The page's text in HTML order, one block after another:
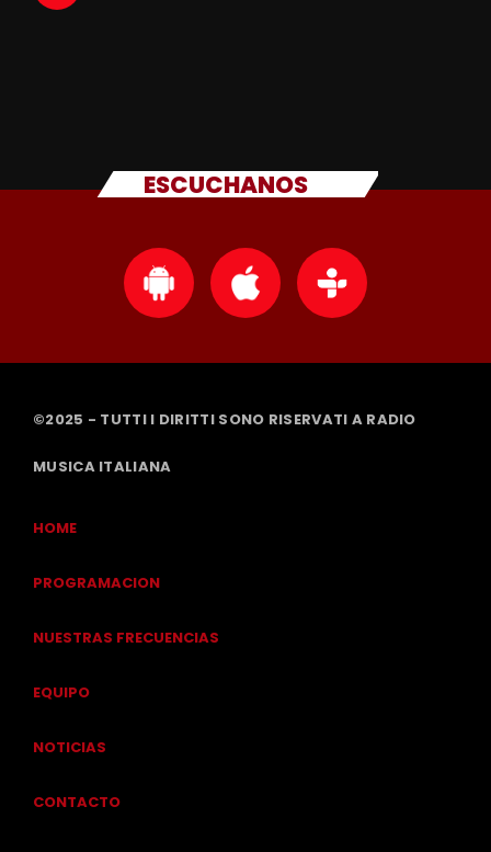
ESCUCHANOS
©2025 - TUTTI I DIRITTI SONO RISERVATI A RADIO
MUSICA ITALIANA
HOME
PROGRAMACION
NUESTRAS FRECUENCIAS
EQUIPO
NOTICIAS
CONTACTO